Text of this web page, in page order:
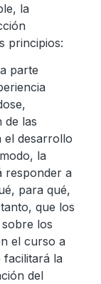
la
principios:
parte
de las
el desarrollo
la
responder a
para qué,
que los
los
el curso a
facilitará la
del